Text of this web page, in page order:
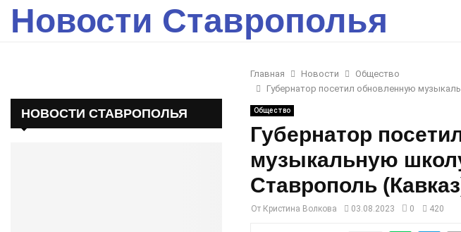
Новости Ставрополья
Главная Новости
Общество
Губернатор посетил обновленную
Общество
Губернатор
музыкальную
Ставрополь
От Кристина Волкова 03.08.2023 0 420
НОВОСТИ СТАВРОПОЛЬЯ